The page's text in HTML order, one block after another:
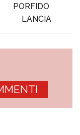
PORFIDO
LANCIA